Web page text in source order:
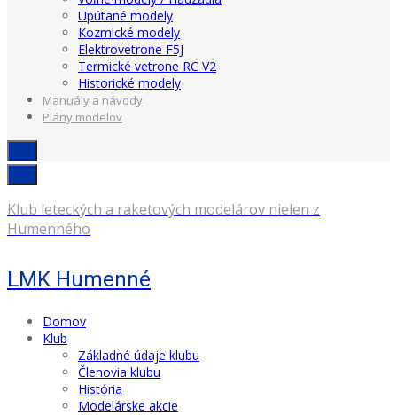
Upútané modely
Kozmické modely
Elektrovetrone F5J
Termické vetrone RC V2
Historické modely
Manuály a návody
Plány modelov
Klub leteckých a raketových modelárov nielen z
Humenného
LMK Humenné
Domov
Klub
Základné údaje klubu
Členovia klubu
História
Modelárske akcie